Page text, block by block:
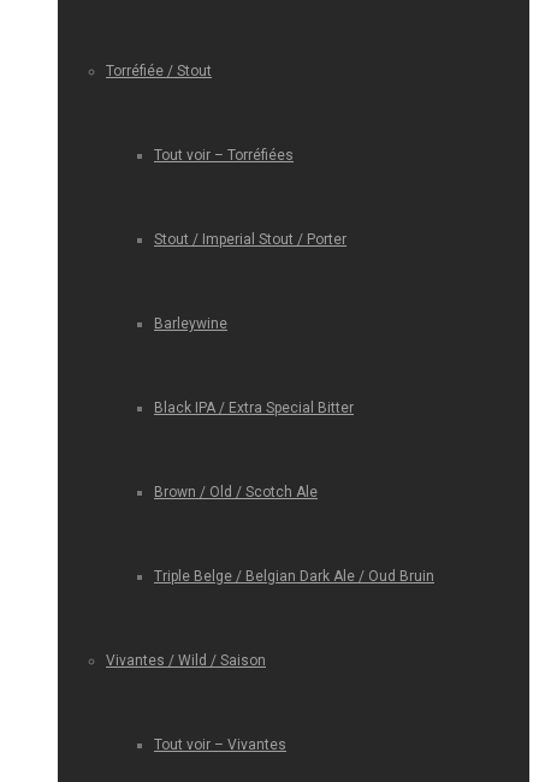
Torréfiée / Stout
Tout voir – Torréfiées
Stout / Imperial Stout / Porter
Barleywine
Black IPA / Extra Special Bitter
Brown / Old / Scotch Ale
Triple Belge / Belgian Dark Ale / Oud Bruin
Vivantes / Wild / Saison
Tout voir – Vivantes